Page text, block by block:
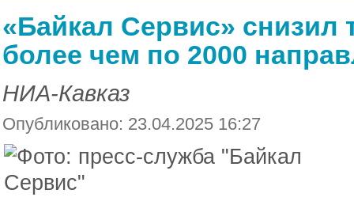
«Байкал Сервис»
более чем по 2000
НИА-Кавказ
Опубликовано: 23.04.2025 16:27